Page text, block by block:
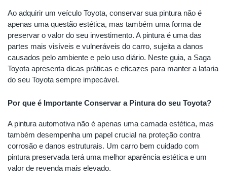
Ao adquirir um veículo Toyota, conservar sua pintura não é
apenas uma questão estética, mas também uma forma de
preservar o valor do seu investimento. A pintura é uma das
partes mais visíveis e vulneráveis do carro, sujeita a danos
causados pelo ambiente e pelo uso diário. Neste guia, a Saga
Toyota apresenta dicas práticas e eficazes para manter a lataria
do seu Toyota sempre impecável.
Por que é Importante Conservar a Pintura do seu Toyota?
A pintura automotiva não é apenas uma camada estética, mas
também desempenha um papel crucial na proteção contra
corrosão e danos estruturais. Um carro bem cuidado com
pintura preservada terá uma melhor aparência estética e um
valor de revenda mais elevado.